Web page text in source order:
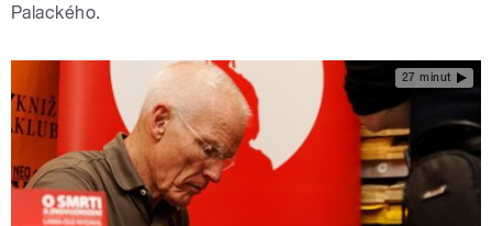
Palackého.
27 minut